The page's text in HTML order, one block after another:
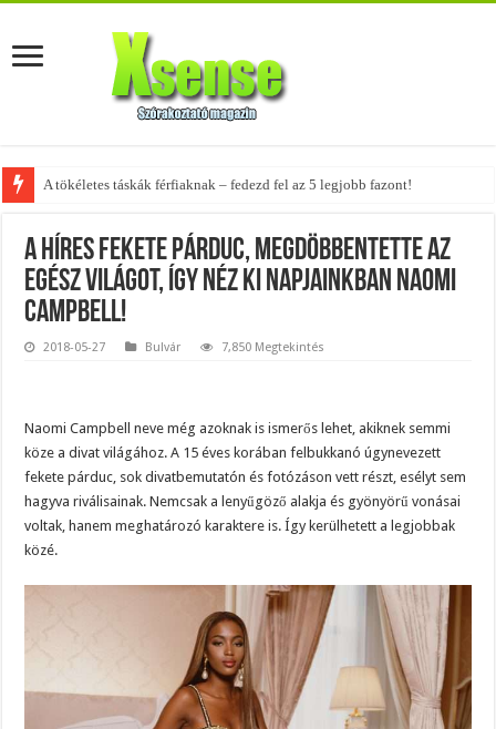
19 évesen 155 kilót nyomott és utálta magát — ma már tűzoltó és modell
A híres fekete párduc, megdöbbentette az
egész világot, így néz ki napjainkban Naomi
Campbell!
2018-05-27 Bulvár 7,850 Megtekintés
Naomi Campbell neve még azoknak is ismerős lehet, akiknek semmi
köze a divat világához. A 15 éves korában felbukkanó úgynevezett
fekete párduc, sok divatbemutatón és fotózáson vett részt, esélyt sem
hagyva riválisainak. Nemcsak a lenyűgöző alakja és gyönyörű vonásai
voltak, hanem meghatározó karaktere is. Így kerülhetett a legjobbak
közé.